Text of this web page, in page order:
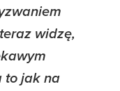
widzę,
to jak na